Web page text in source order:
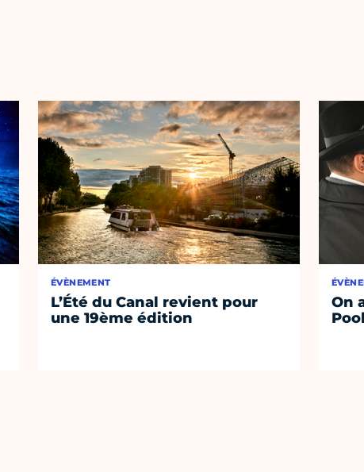
ÉVÈNEMENT
L’Été du Canal revient pour
une 19ème édition
On